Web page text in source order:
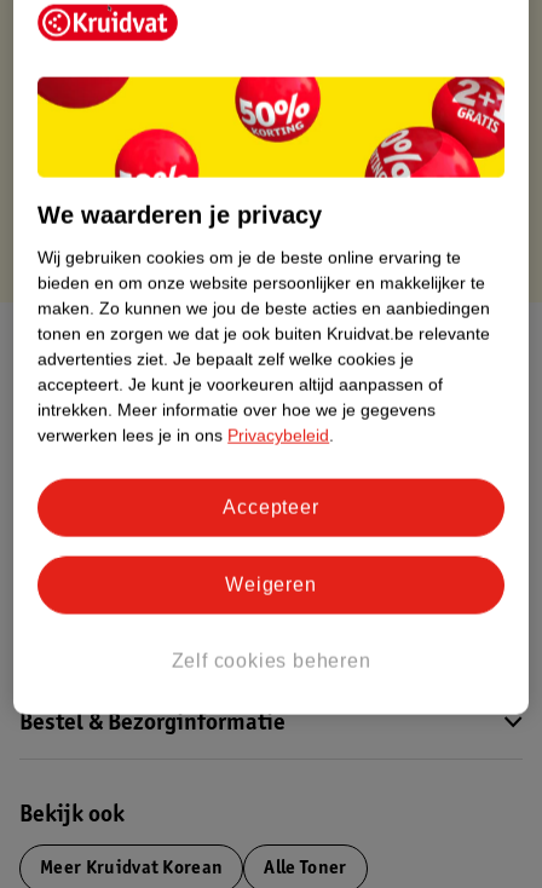
Kruidvat is altijd voordelig
Op werkdagen voor 22:00 uur besteld, volgende dag in huis
Gratis thuisbezorgd vanaf 50.00
Gratis retourneren binnen 30 dagen
Gratis punten met je Kruidvat kaart
Over dit product
Productinformatie
Nature Impact Score
Dit product heeft (nog) geen Nature
Impact Score.
Bestel & Bezorginformatie
Bekijk ook
Meer Kruidvat Korean Alle Toner
We waarderen je privacy
Wij gebruiken cookies om je de beste online ervaring te
bieden en om onze website persoonlijker en makkelijker te
maken. Zo kunnen we jou de beste acties en aanbiedingen
tonen en zorgen we dat je ook buiten Kruidvat.be relevante
advertenties ziet. Je bepaalt zelf welke cookies je
accepteert. Je kunt je voorkeuren altijd aanpassen of
intrekken. Meer informatie over hoe we je gegevens
verwerken lees je in ons Privacybeleid.
Zelf cookies beheren
Weigeren
Accepteer